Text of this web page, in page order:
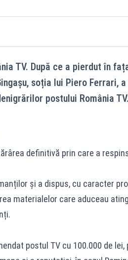
TV. După ce a pierdut în
soția lui Piero Ferrari,
postului România TV.
definitivă prin care a
și a dispus, cu caracter
materialelor care aduceau
postul TV cu 100.000 de